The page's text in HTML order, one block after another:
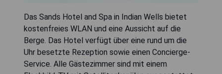
Das Sands Hotel and Spa in Indian Wells bietet
kostenfreies WLAN und eine Aussicht auf die
Berge. Das Hotel verfügt über eine rund um die
Uhr besetzte Rezeption sowie einen Concierge-
Service. Alle Gästezimmer sind mit einem